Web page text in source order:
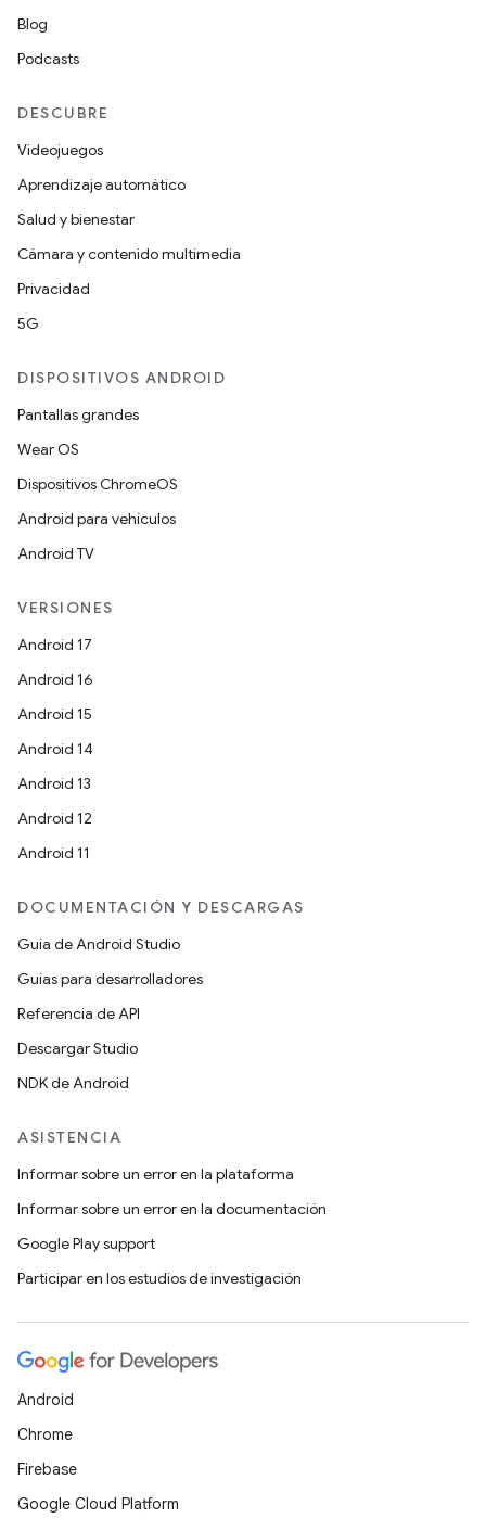
Blog
Podcasts
DESCUBRE
Videojuegos
Aprendizaje automático
Salud y bienestar
Cámara y contenido multimedia
Privacidad
5G
DISPOSITIVOS ANDROID
Pantallas grandes
Wear OS
Dispositivos ChromeOS
Android para vehículos
Android TV
VERSIONES
Android 17
Android 16
Android 15
Android 14
Android 13
Android 12
Android 11
DOCUMENTACIÓN Y DESCARGAS
Guía de Android Studio
Guías para desarrolladores
Referencia de API
Descargar Studio
NDK de Android
ASISTENCIA
Informar sobre un error en la plataforma
Informar sobre un error en la documentación
Google Play support
Participar en los estudios de investigación
Android
Chrome
Firebase
Google Cloud Platform